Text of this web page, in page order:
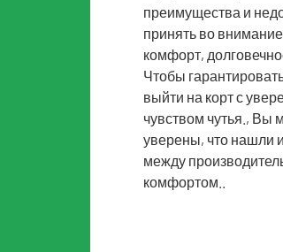
преимущества и
принять во
комфорт,
Чтобы
выйти на корт с
чувством чутья., Вы
уверены, что нашли
между
комфортом..